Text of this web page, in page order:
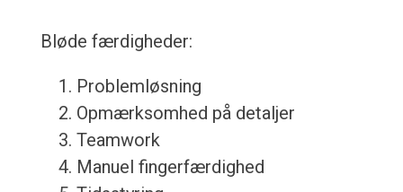
Bløde færdigheder:
Problemløsning
Opmærksomhed på detaljer
Teamwork
Manuel fingerfærdighed